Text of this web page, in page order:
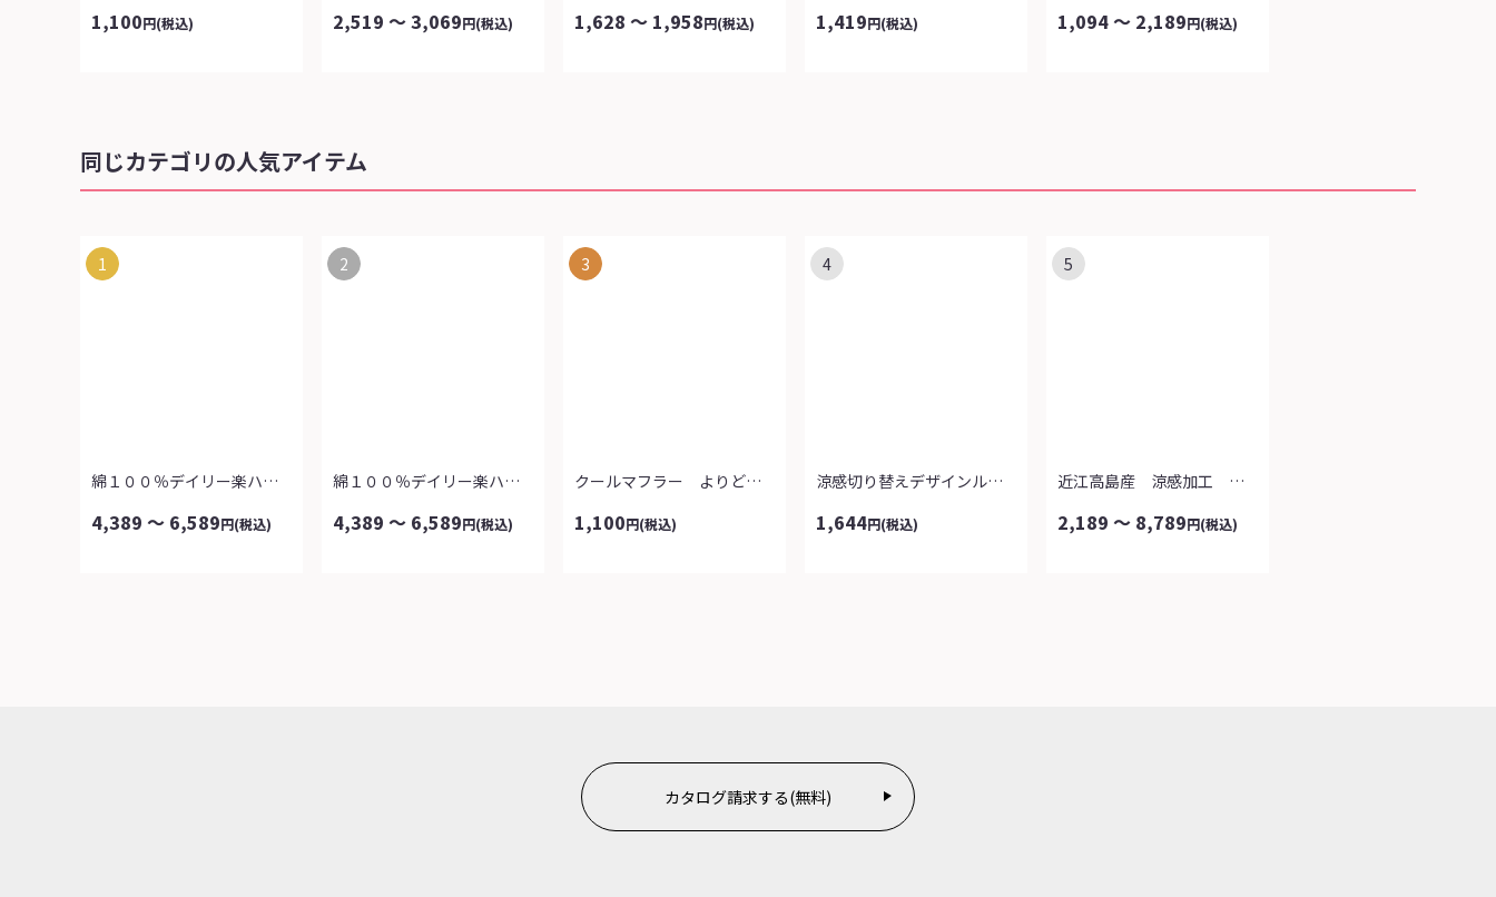
1,100円(税込) 2,519 ～ 3,069円(税込) 1,628 ～ 1,958円(税込) 1,419円(税込) 1,094 ～ 2,189円(税込)
同じカテゴリの人気アイテム
1
綿１００％デイリー楽ハーフパンツ３本組...
4,389 ～ 6,589円(税込)
2
綿１００％デイリー楽ハーフパンツ３本組...
4,389 ～ 6,589円(税込)
3
クールマフラー よりどり２点
1,100円(税込)
4
涼感切り替えデザインルームスリッパ
1,644円(税込)
5
近江高島産 涼感加工 綿ちぢみ敷パッド
2,189 ～ 8,789円(税込)
カタログ請求する(無料)